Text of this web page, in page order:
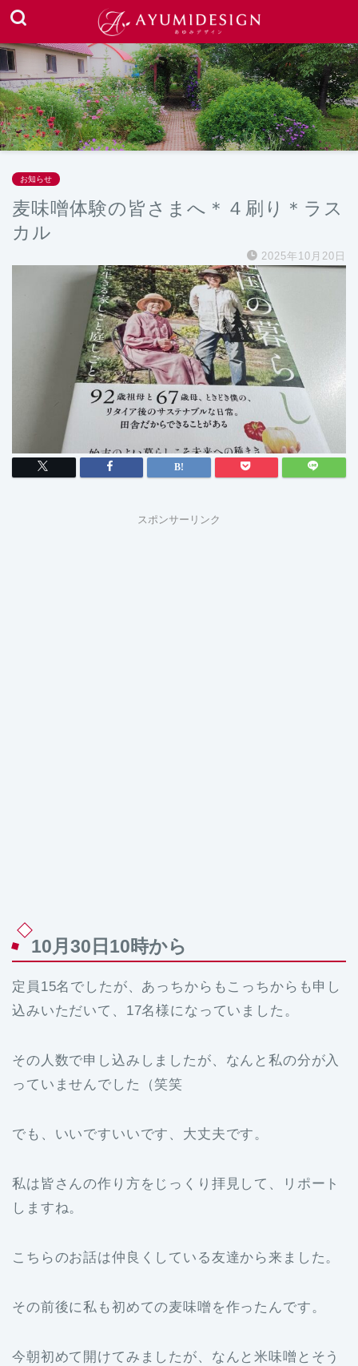
お知らせ
麦味噌体験の皆さまへ＊４刷り＊ラス
カル
2025年10月20日
スポンサーリンク
10月30日10時から
定員15名でしたが、あっちからもこっちからも申し
込みいただいて、17名様になっていました。
その人数で申し込みしましたが、なんと私の分が入
っていませんでした（笑笑
でも、いいですいいです、大丈夫です。
私は皆さんの作り方をじっくり拝見して、リポート
しますね。
こちらのお話は仲良くしている友達から来ました。
その前後に私も初めての麦味噌を作ったんです。
今朝初めて開けてみましたが、なんと米味噌とそう